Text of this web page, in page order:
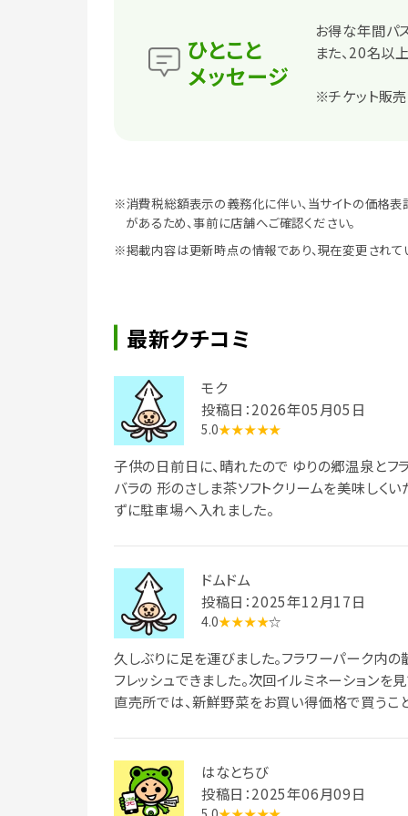
ひとこと
メッセージ
お得な年間パ
また、20名以
※チケット販
※消費税総額表示の義務化に伴い、当サイトの価格
があるため、事前に店舗へご確認ください。
※掲載内容は更新時点の情報であり、現在変更されて
最新クチコミ
モク
投稿日：2026年05月05日
5.0★★★★★
子供の日前日に、晴れたので ゆりの郷温泉とフ
バラの 形のさしま茶ソフトクリームを美味しく
ずに駐車場へ入れました。
ドムドム
投稿日：2025年12月17日
4.0★★★★☆
久しぶりに足を運びました。フラワーパーク内の
フレッシュできました。次回イルミネーションを
直売所では、新鮮野菜をお買い得価格で買うこ
はなとちび
投稿日：2025年06月09日